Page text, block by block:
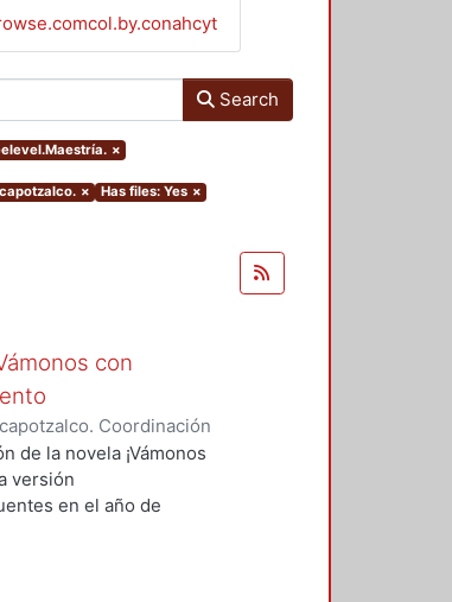
Search
×
× Has files: Yes ×
con
Coordinación
de la novela ¡Vámonos
versión
en el año de